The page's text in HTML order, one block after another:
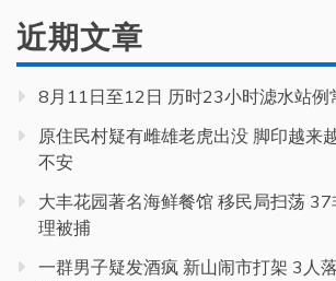
近期文章
8月11日至12日 历时23小时滤水站例
原住民村疑有雌雄老虎出没 脚印越来
不安
大丰花园著名海鲜餐馆 移民局扫荡
理被捕
一群男子疑发酒疯 新山闹市打架 3人